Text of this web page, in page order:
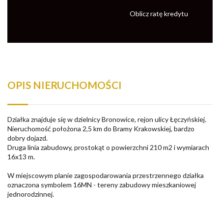
Oblicz ratę kredytu
OPIS NIERUCHOMOŚCI
Działka znajduje się w dzielnicy Bronowice, rejon ulicy Łęczyńskiej.
Nieruchomość położona 2,5 km do Bramy Krakowskiej, bardzo
dobry dojazd.
Druga linia zabudowy, prostokąt o powierzchni 210 m2 i wymiarach
16x13 m.
W miejscowym planie zagospodarowania przestrzennego działka
oznaczona symbolem 16MN - tereny zabudowy mieszkaniowej
jednorodzinnej.